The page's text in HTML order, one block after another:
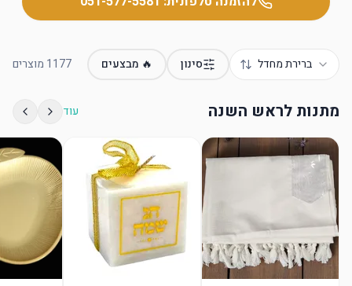
ברירת מחדל סינון 🔥 מבצעים 1177 מוצרים
מתנות לראש השנה עוד